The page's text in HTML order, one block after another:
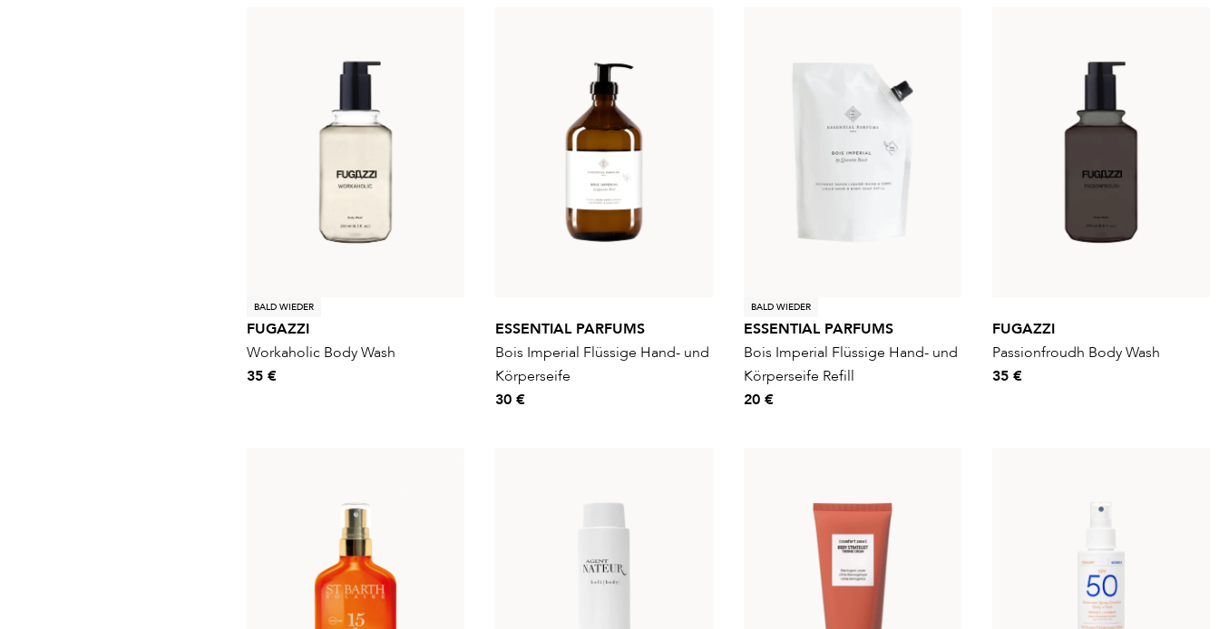
BALD WIEDER
FUGAZZI
Workaholic Body Wash
35 €
ESSENTIAL PARFUMS
Bois Imperial Flüssige Hand- und
Körperseife
30 €
BALD WIEDER
ESSENTIAL PARFUMS
Bois Imperial Flüssige Hand- und
Körperseife Refill
20 €
FUGAZZI
Passionfroudh Body Wash
35 €